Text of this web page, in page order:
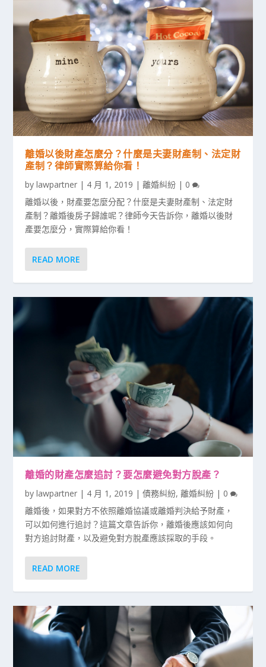
離婚以後財產怎麼分？什麼是夫妻財產制、法定財
產制？律師實際算給你看！
bylawpartner | 4 月 1, 2019 |離婚糾紛 | 0
離婚以後，財產要怎麼分配？什麼是夫妻財產制、法定財
產制？離婚後房子歸誰呢？律師今天告訴你，離婚以後財
產要怎麼分，實際算給你看！
READ MORE
離婚的財產怎麼追討？要怎麼避免對方脫產？
bylawpartner | 4 月 1, 2019 |債務糾紛,離婚糾紛 | 0
離婚後，如果對方不依照離婚協議或離婚判決給予財產，
可以如何進行追討？這篇文章告訴你，離婚後應該如何向
對方追討財產，以及避免對方脫產應該採取的手段。
READ MORE